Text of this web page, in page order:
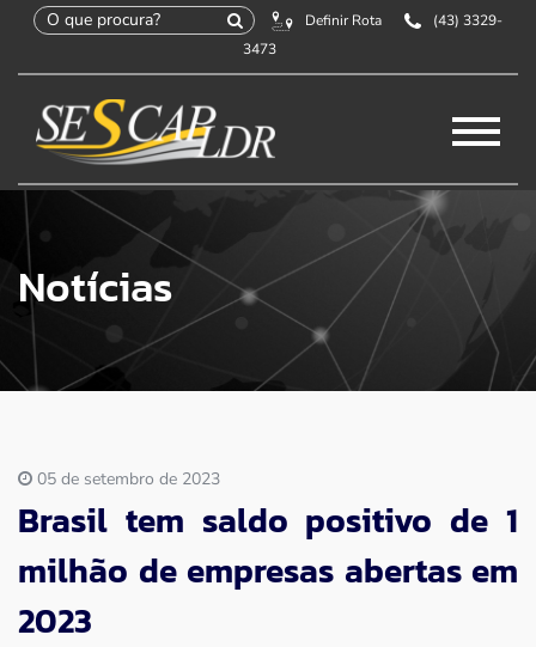
Definir Rota
(43) 3329-
3473
×
Início
SESCAP
Associados
Contribuição
Certificação
Convenções
Imprensa
Notícias
05 de setembro de 2023
Brasil tem saldo positivo de 1
milhão de empresas abertas em
2023